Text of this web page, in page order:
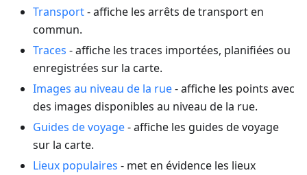
Transport- affiche les arrêts de transport en
commun.
Traces - affiche les traces importées, planifiées ou
enregistrées sur la carte.
Images au niveau de la rue- affiche les points avec
des images disponibles au niveau de la rue.
Guides de voyage- affiche les guides de voyage
sur la carte.
Lieux populaires - met en évidence les lieux